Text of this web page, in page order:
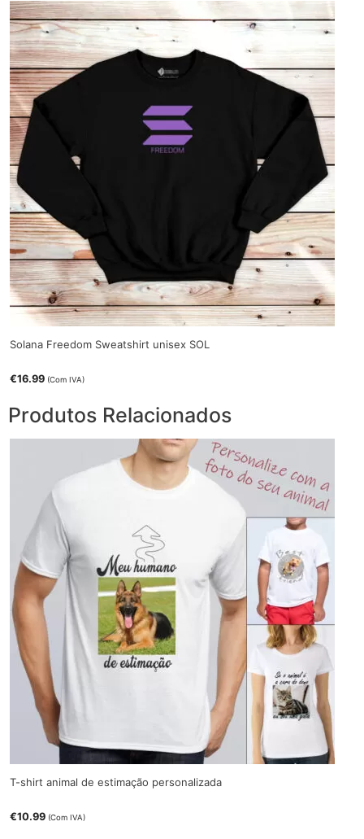
Solana Freedom Sweatshirt unisex SOL
€16.99 (Com IVA)
Produtos Relacionados
T-shirt animal de estimação personalizada
€10.99 (Com IVA)